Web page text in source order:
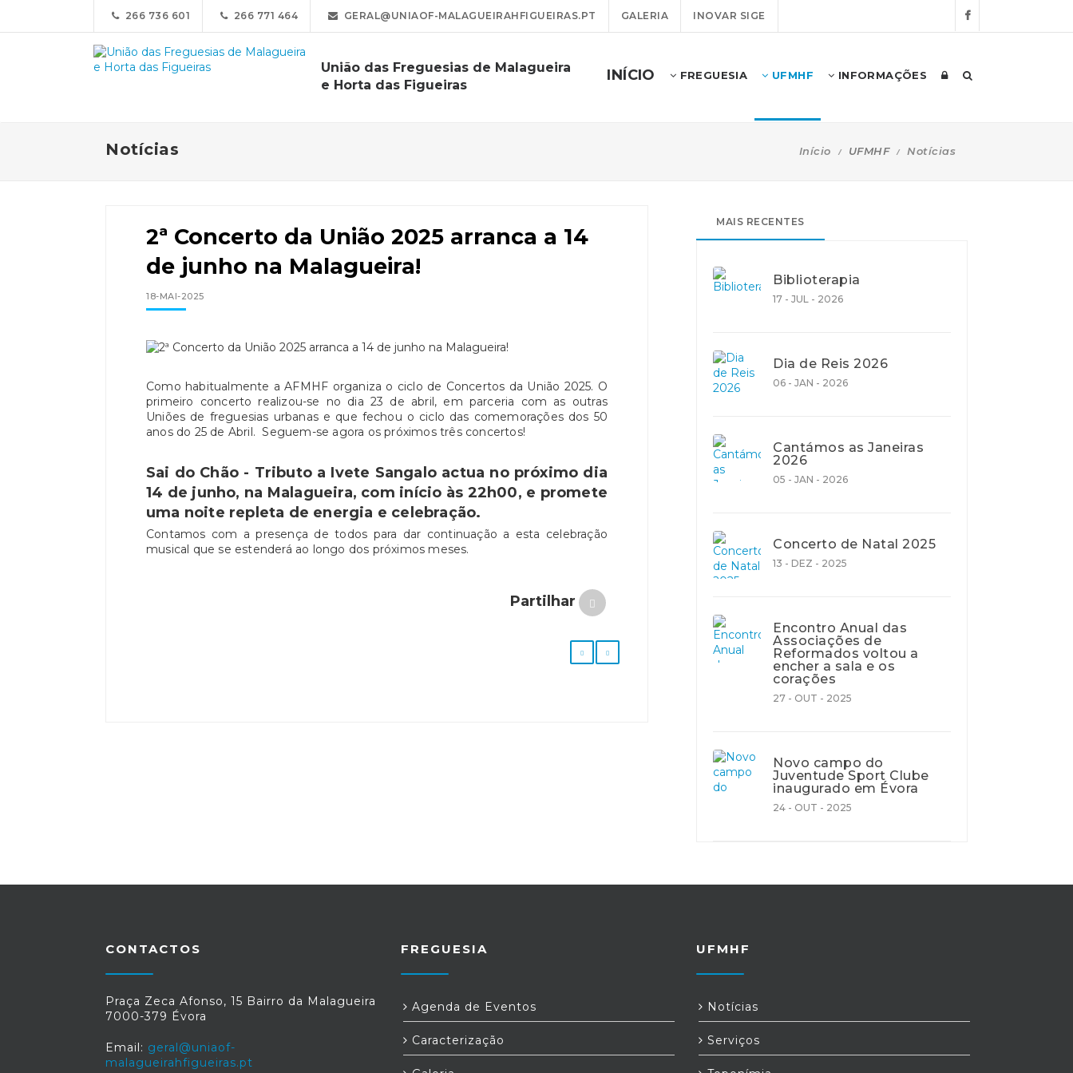
266 736 601 266 771 464 GERAL@UNIAOF-MALAGUEIRAHFIGUEIRAS.PT GALERIA INOVAR SIGE
União das Freguesias de Malagueira
e Horta das Figueiras
INÍCIO FREGUESIA UFMHF INFORMAÇÕES
Notícias Início UFMHF Notícias
2ª Concerto da União 2025 arranca a 14
de junho na Malagueira!
18-MAI-2025
Como habitualmente a AFMHF organiza o ciclo de Concertos da União 2025. O
primeiro concerto realizou-se no dia 23 de abril, em parceria com as outras
Uniões de freguesias urbanas e que fechou o ciclo das comemorações dos 50
anos do 25 de Abril. Seguem-se agora os próximos três concertos!
Sai do Chão - Tributo a Ivete Sangalo actua no próximo dia
14 de junho, na Malagueira, com início às 22h00, e promete
uma noite repleta de energia e celebração.
Contamos com a presença de todos para dar continuação a esta celebração
musical que se estenderá ao longo dos próximos meses.
Partilhar
MAIS RECENTES
Biblioterapia
17 - JUL - 2026
Dia de Reis 2026
06 - JAN - 2026
Cantámos as Janeiras
2026
05 - JAN - 2026
Concerto de Natal 2025
13 - DEZ - 2025
Encontro Anual das
Associações de
Reformados voltou a
encher a sala e os
corações
27 - OUT - 2025
Novo campo do
Juventude Sport Clube
inaugurado em Évora
24 - OUT - 2025
CONTACTOS
Praça Zeca Afonso, 15 Bairro da Malagueira
7000-379 Évora
Email: geral@uniaof-
malagueirahfigueiras.pt
FREGUESIA
Agenda de Eventos
Caracterização
UFMHF
Notícias
Serviços